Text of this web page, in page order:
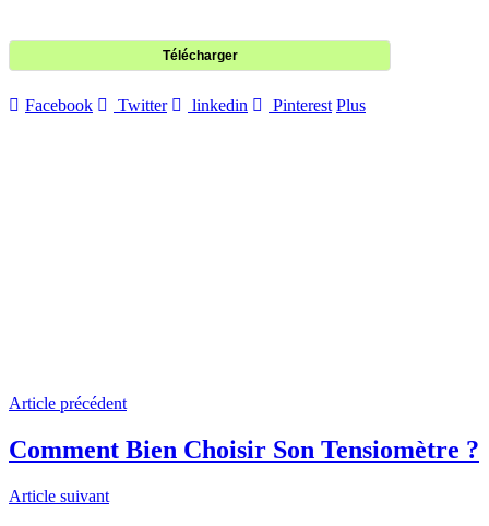
Télécharger
Facebook Twitter linkedin Pinterest Plus
Article précédent
Comment Bien Choisir Son Tensiomètre ?
Article suivant